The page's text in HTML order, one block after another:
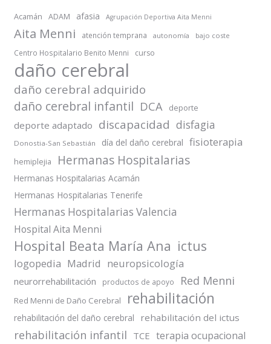
Acamán ADAM afasia Agrupación Deportiva Aita Menni
Aita Menni atención temprana autonomía bajo coste
Centro Hospitalario Benito Menni curso
daño cerebral
daño cerebral adquirido
daño cerebral infantil DCA deporte
deporte adaptado discapacidad disfagia
Donostia-San Sebastián día del daño cerebral fisioterapia
hemiplejia Hermanas Hospitalarias
Hermanas Hospitalarias Acamán
Hermanas Hospitalarias Tenerife
Hermanas Hospitalarias Valencia
Hospital Aita Menni
Hospital Beata María Ana ictus
logopedia Madrid neuropsicología
neurorrehabilitación productos de apoyo Red Menni
Red Menni de Daño Cerebral rehabilitación
rehabilitación del daño cerebral rehabilitación del ictus
rehabilitación infantil TCE terapia ocupacional